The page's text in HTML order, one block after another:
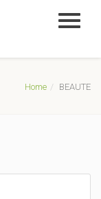
Home BEAUTE